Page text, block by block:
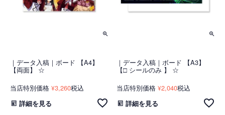
｜データ入稿｜ボード 【A4】
【両面】 ☆
当店特別価格 ¥3,260税込
詳細を見る
｜データ入稿｜ボード 【A3】
【□ シールのみ 】 ☆
当店特別価格 ¥2,040税込
詳細を見る